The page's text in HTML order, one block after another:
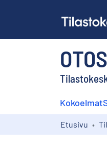
OTOS
Kokoelmat
Etusivu